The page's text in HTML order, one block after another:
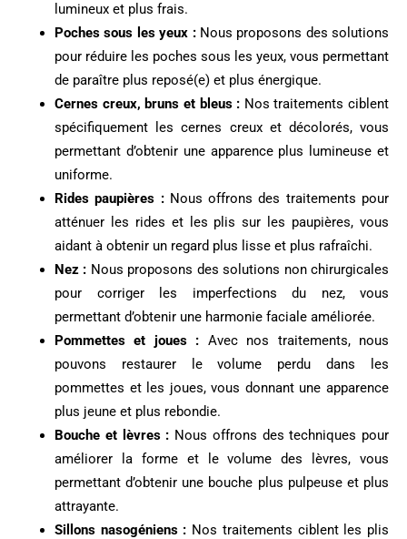
lumineux et plus frais.
Poches sous les yeux :Nous proposons des solutions
pour réduire les poches sous les yeux, vous permettant
de paraître plus reposé(e) et plus énergique.
Cernes creux, bruns et bleus : Nos traitements ciblent
spécifiquement les cernes creux et décolorés, vous
permettant d’obtenir une apparence plus lumineuse et
uniforme.
Rides paupières :Nous offrons des traitements pour
atténuer les rides et les plis sur les paupières, vous
aidant à obtenir un regard plus lisse et plus rafraîchi.
Nez : Nous proposons des solutions non chirurgicales
pour corriger les imperfections du nez, vous
permettant d’obtenir une harmonie faciale améliorée.
Pommettes et joues : Avec nos traitements, nous
pouvons restaurer le volume perdu dans les
pommettes et les joues, vous donnant une apparence
plus jeune et plus rebondie.
Bouche et lèvres : Nous offrons des techniques pour
améliorer la forme et le volume des lèvres, vous
permettant d’obtenir une bouche plus pulpeuse et plus
attrayante.
Sillons nasogéniens : Nos traitements ciblent les plis